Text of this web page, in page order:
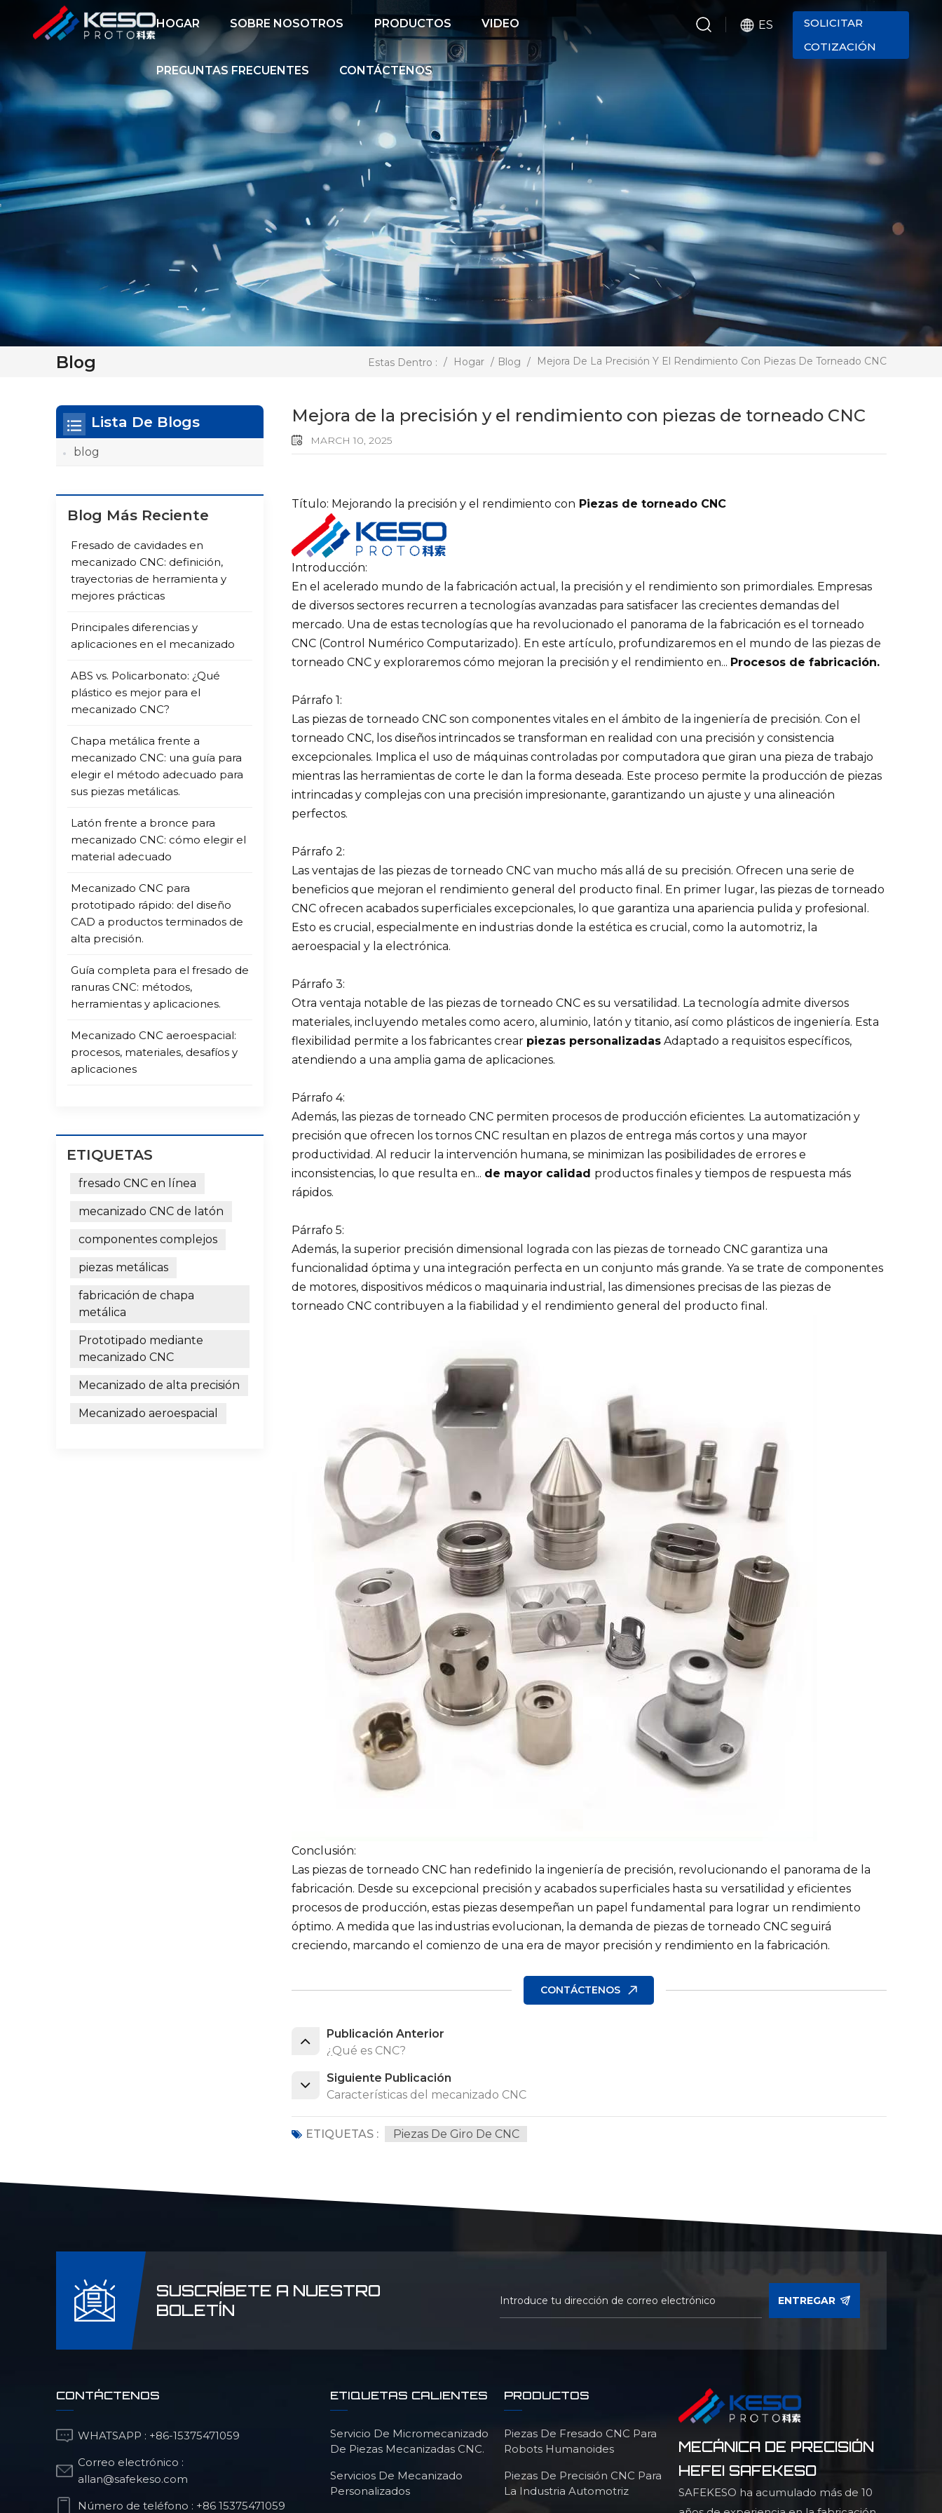
HOGAR SOBRE NOSOTROS PRODUCTOS VIDEO
PREGUNTAS FRECUENTES CONTÁCTENOS
ES
SOLICITAR
COTIZACIÓN
Blog Estas Dentro : / Hogar / Blog / Mejora De La Precisión Y El Rendimiento Con Piezas De Torneado CNC
Mejora de la precisión y el rendimiento con piezas de torneado CNC
MARCH 10, 2025
Título: Mejorando la precisión y el rendimiento con Piezas de torneado CNC
Introducción:
En el acelerado mundo de la fabricación actual, la precisión y el rendimiento son primordiales. Empresas
de diversos sectores recurren a tecnologías avanzadas para satisfacer las crecientes demandas del
mercado. Una de estas tecnologías que ha revolucionado el panorama de la fabricación es el torneado
CNC (Control Numérico Computarizado). En este artículo, profundizaremos en el mundo de las piezas de
torneado CNC y exploraremos cómo mejoran la precisión y el rendimiento en... Procesos de fabricación.
Párrafo 1:
Las piezas de torneado CNC son componentes vitales en el ámbito de la ingeniería de precisión. Con el
torneado CNC, los diseños intrincados se transforman en realidad con una precisión y consistencia
excepcionales. Implica el uso de máquinas controladas por computadora que giran una pieza de trabajo
mientras las herramientas de corte le dan la forma deseada. Este proceso permite la producción de piezas
intrincadas y complejas con una precisión impresionante, garantizando un ajuste y una alineación
perfectos.
Párrafo 2:
Las ventajas de las piezas de torneado CNC van mucho más allá de su precisión. Ofrecen una serie de
beneficios que mejoran el rendimiento general del producto final. En primer lugar, las piezas de torneado
CNC ofrecen acabados superficiales excepcionales, lo que garantiza una apariencia pulida y profesional.
Esto es crucial, especialmente en industrias donde la estética es crucial, como la automotriz, la
aeroespacial y la electrónica.
Párrafo 3:
Otra ventaja notable de las piezas de torneado CNC es su versatilidad. La tecnología admite diversos
materiales, incluyendo metales como acero, aluminio, latón y titanio, así como plásticos de ingeniería. Esta
flexibilidad permite a los fabricantes crear piezas personalizadasAdaptado a requisitos específicos,
atendiendo a una amplia gama de aplicaciones.
Párrafo 4:
Además, las piezas de torneado CNC permiten procesos de producción eficientes. La automatización y
precisión que ofrecen los tornos CNC resultan en plazos de entrega más cortos y una mayor
productividad. Al reducir la intervención humana, se minimizan las posibilidades de errores e
inconsistencias, lo que resulta en... de mayor calidad productos finales y tiempos de respuesta más
rápidos.
Párrafo 5:
Además, la superior precisión dimensional lograda con las piezas de torneado CNC garantiza una
funcionalidad óptima y una integración perfecta en un conjunto más grande. Ya se trate de componentes
de motores, dispositivos médicos o maquinaria industrial, las dimensiones precisas de las piezas de
torneado CNC contribuyen a la fiabilidad y el rendimiento general del producto final.
Conclusión:
Las piezas de torneado CNC han redefinido la ingeniería de precisión, revolucionando el panorama de la
fabricación. Desde su excepcional precisión y acabados superficiales hasta su versatilidad y eficientes
procesos de producción, estas piezas desempeñan un papel fundamental para lograr un rendimiento
óptimo. A medida que las industrias evolucionan, la demanda de piezas de torneado CNC seguirá
creciendo, marcando el comienzo de una era de mayor precisión y rendimiento en la fabricación.
CONTÁCTENOS
Publicación Anterior
¿Qué es CNC?
Siguiente Publicación
Características del mecanizado CNC
ETIQUETAS : Piezas De Giro De CNC
Lista De Blogs
blog
Blog Más Reciente
Fresado de cavidades en
mecanizado CNC: definición,
trayectorias de herramienta y
mejores prácticas
Principales diferencias y
aplicaciones en el mecanizado
ABS vs. Policarbonato: ¿Qué
plástico es mejor para el
mecanizado CNC?
Chapa metálica frente a
mecanizado CNC: una guía para
elegir el método adecuado para
sus piezas metálicas.
Latón frente a bronce para
mecanizado CNC: cómo elegir el
material adecuado
Mecanizado CNC para
prototipado rápido: del diseño
CAD a productos terminados de
alta precisión.
Guía completa para el fresado de
ranuras CNC: métodos,
herramientas y aplicaciones.
Mecanizado CNC aeroespacial:
procesos, materiales, desafíos y
aplicaciones
ETIQUETAS
fresado CNC en línea
mecanizado CNC de latón
componentes complejos
piezas metálicas
fabricación de chapa
metálica
Prototipado mediante
mecanizado CNC
Mecanizado de alta precisión
Mecanizado aeroespacial
SUSCRÍBETE A NUESTRO
BOLETÍN
ENTREGAR
CONTÁCTENOS
WHATSAPP : +86-15375471059
Correo electrónico :
allan@safekeso.com
Número de teléfono : +86 15375471059
ETIQUETAS CALIENTES
Servicio De Micromecanizado
De Piezas Mecanizadas CNC.
Servicios De Mecanizado
Personalizados
PRODUCTOS
Piezas De Fresado CNC Para
Robots Humanoides
Piezas De Precisión CNC Para
La Industria Automotriz
MECÁNICA DE PRECISIÓN
HEFEI SAFEKESO
SAFEKESO ha acumulado más de 10